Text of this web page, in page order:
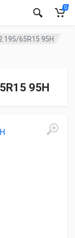
0
195/65R15 95H
95H